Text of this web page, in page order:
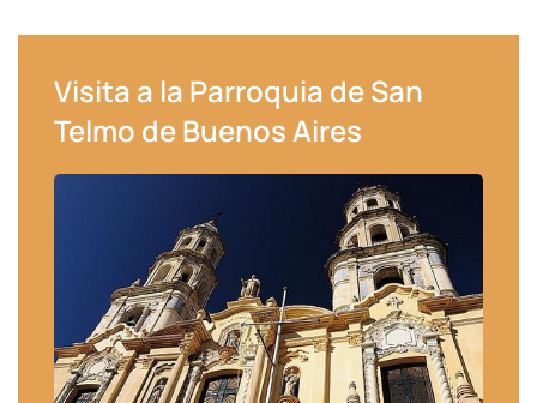
Visita a la Parroquia de San
Telmo de Buenos Aires